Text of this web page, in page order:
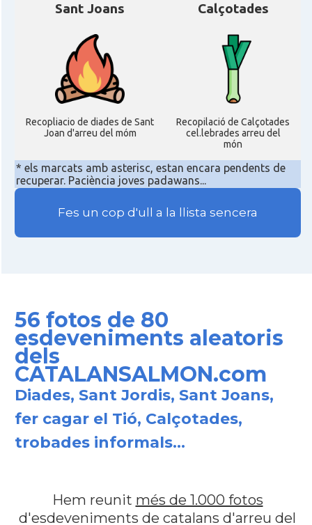
Sant Joans
Recopliacio de diades de Sant
Joan d'arreu del móm
Calçotades
Recopilació de Calçotades
cel.lebrades arreu del
món
* els marcats amb asterisc, estan encara pendents de
recuperar. Paciència joves padawans...
Fes un cop d'ull a la llista sencera
56 fotos de 80
esdeveniments aleatoris
dels
CATALANSALMON.com
Diades, Sant Jordis, Sant Joans,
fer cagar el Tió, Calçotades,
trobades informals...
Hem reunit més de 1.000 fotos
d'esdeveniments de catalans d'arreu del